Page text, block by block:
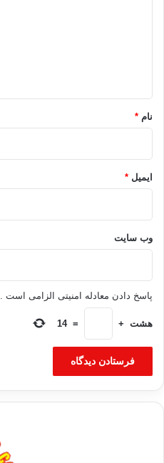
نام *
ایمیل *
وب‌ سایت
پاسخ دادن معادله امنیتی الزامی است .
هشت +
=
14